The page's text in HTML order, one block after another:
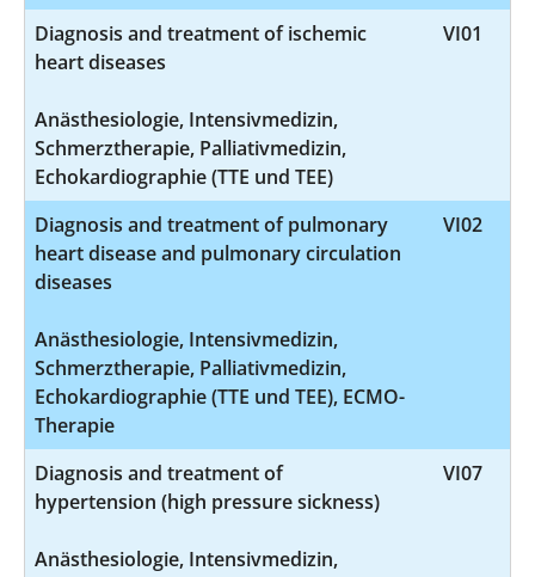
Diagnosis and treatment of ischemic
heart diseases
Anästhesiologie, Intensivmedizin,
Schmerztherapie, Palliativmedizin,
Echokardiographie (TTE und TEE)
VI01
Diagnosis and treatment of pulmonary
heart disease and pulmonary circulation
diseases
Anästhesiologie, Intensivmedizin,
Schmerztherapie, Palliativmedizin,
Echokardiographie (TTE und TEE), ECMO-
Therapie
VI02
Diagnosis and treatment of
hypertension (high pressure sickness)
Anästhesiologie, Intensivmedizin,
VI07